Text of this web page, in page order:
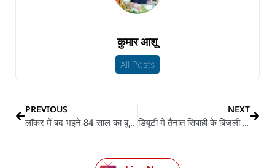
कुमार आशू
All Posts
PREVIOUS
लॉकर में बंद भइने 84 साल का बुजुर्ग: बैंक वाले गलती से लगा देहले रहने ताला
NEXT
डियूटी मे तैनात सिपाही के बिजली के करेंट लगले से मौत